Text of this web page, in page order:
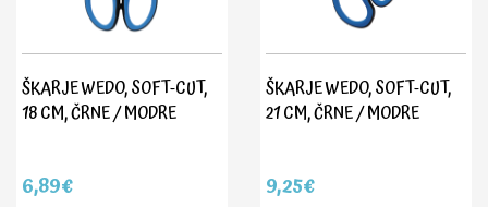
ŠKARJE WEDO, SOFT-CUT,
18 CM, ČRNE / MODRE
6,89€
ŠKARJE WEDO, SOFT-CUT,
21 CM, ČRNE / MODRE
9,25€